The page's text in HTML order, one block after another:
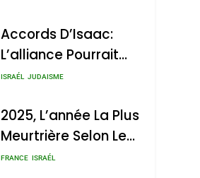
Accords D’Isaac:
L’alliance Pourrait
S’étendre À 13 Pays
ISRAÉL JUDAISME
2025, L’année La Plus
Meurtrière Selon Le
Rapport D’ADL
FRANCE ISRAÉL